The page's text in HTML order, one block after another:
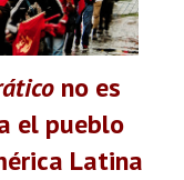
no es
el pueblo
Latina